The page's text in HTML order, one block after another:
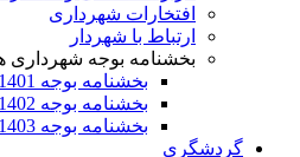
افتخارات شهرداری
ارتباط با شهردار
بخشنامه بوجه شهرداری
بخشنامه بوجه 1401 شهرداری ها
بخشنامه بوجه 1402 شهرداری ها
بخشنامه بوجه 1403 شهرداری ها
گردشگری